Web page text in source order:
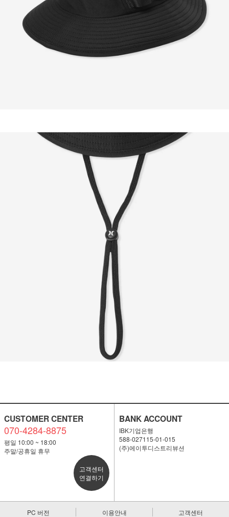
CUSTOMER CENTER
070-4284-8875
평일 10:00 ~ 18:00
주말/공휴일 휴무
고객센터
연결하기
BANK ACCOUNT
IBK기업은행
588-027115-01-015
(주)에이투디스트리뷰션
PC 버전 이용안내 고객센터